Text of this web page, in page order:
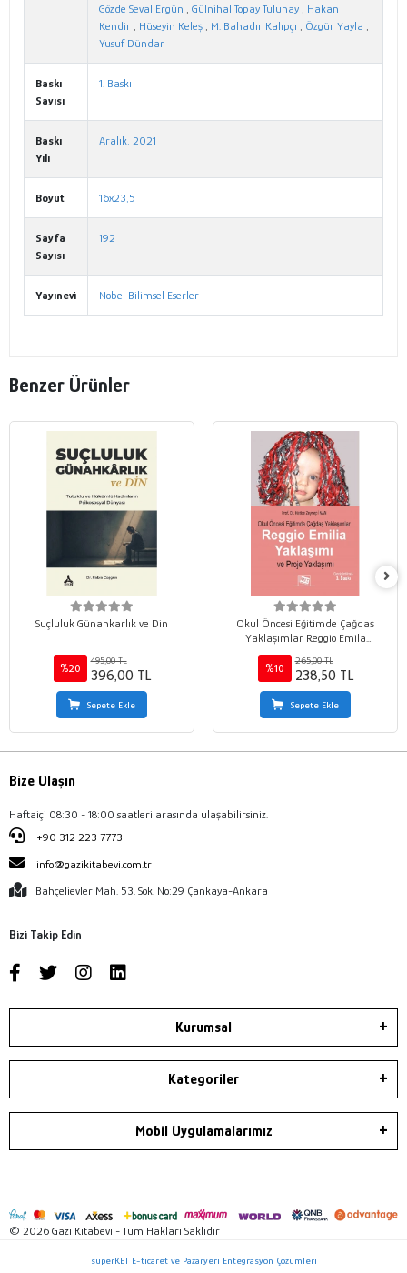
Gözde Seval Ergün , Gülnihal Topay Tulunay , Hakan
Kendir , Hüseyin Keleş , M. Bahadır Kalıpçı , Özgür Yayla ,
Yusuf Dündar
Baskı
Sayısı
1. Baskı
Baskı
Yılı
Aralık, 2021
Boyut 16x23,5
Sayfa
Sayısı
192
Yayınevi Nobel Bilimsel Eserler
Benzer Ürünler
Suçluluk Günahkarlık ve Din
%20
495,00 TL
396,00 TL
Sepete Ekle
Okul Öncesi Eğitimde Çağdaş
Yaklaşımlar Reggio Emila
Yaklaşımı ve Proje Yaklaşımı
%10
265,00 TL
238,50 TL
Sepete Ekle
Bize Ulaşın
Haftaiçi 08:30 - 18:00 saatleri arasında ulaşabilirsiniz.
+90 312 223 7773
info@gazikitabevi.com.tr
Bahçelievler Mah. 53. Sok. No:29 Çankaya-Ankara
Bizi Takip Edin
Kurumsal
Kategoriler
Mobil Uygulamalarımız
© 2026 Gazi Kitabevi - Tüm Hakları Saklıdır
superKET E-ticaret ve Pazaryeri Entegrasyon Çözümleri